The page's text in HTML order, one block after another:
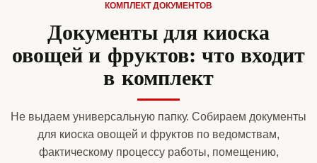
КОМПЛЕКТ ДОКУМЕНТОВ
Документы для киоска
овощей и фруктов: что входит
в комплект
Не выдаем универсальную папку. Собираем документы
для киоска овощей и фруктов по ведомствам,
фактическому процессу работы, помещению,